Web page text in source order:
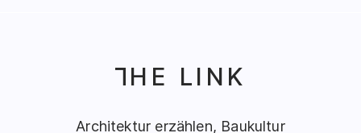
T
HE LINK
Architektur erzählen, Baukultur